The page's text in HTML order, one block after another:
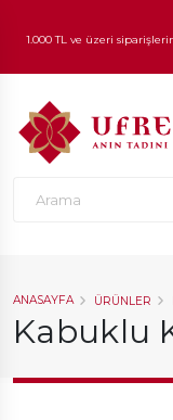
1.000 TL ve üzeri
En beğenilen ürünlerde
ANASAYFA ÜRÜNLER
Kabuklu